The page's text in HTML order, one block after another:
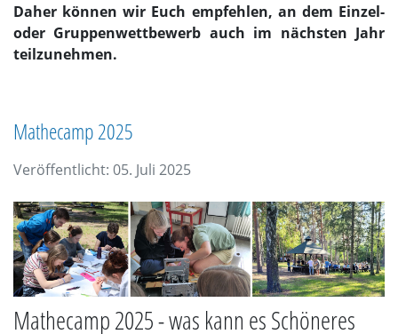
Daher können wir Euch empfehlen, an dem Einzel-
oder Gruppenwettbewerb auch im nächsten Jahr
teilzunehmen.
Mathecamp 2025
Veröffentlicht: 05. Juli 2025
Mathecamp 2025 - was kann es Schöneres